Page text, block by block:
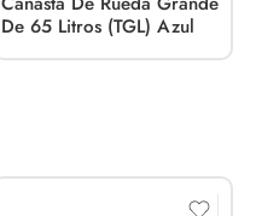
De 65 Litros (TGL) Azul